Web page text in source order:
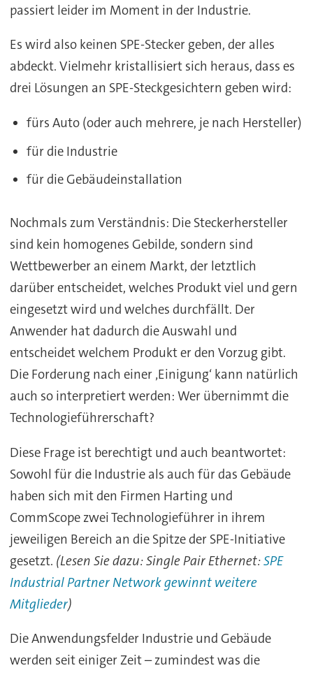
passiert leider im Moment in der Industrie.
Es wird also keinen SPE-Stecker geben, der alles
abdeckt. Vielmehr kristallisiert sich heraus, dass es
drei Lösungen an SPE-Steckgesichtern geben wird:
fürs Auto (oder auch mehrere, je nach Hersteller)
für die Industrie
für die Gebäudeinstallation
Nochmals zum Verständnis: Die Steckerhersteller
sind kein homogenes Gebilde, sondern sind
Wettbewerber an einem Markt, der letztlich
darüber entscheidet, welches Produkt viel und gern
eingesetzt wird und welches durchfällt. Der
Anwender hat dadurch die Auswahl und
entscheidet welchem Produkt er den Vorzug gibt.
Die Forderung nach einer ‚Einigung‘ kann natürlich
auch so interpretiert werden: Wer übernimmt die
Technologieführerschaft?
Diese Frage ist berechtigt und auch beantwortet:
Sowohl für die Industrie als auch für das Gebäude
haben sich mit den Firmen Harting und
CommScope zwei Technologieführer in ihrem
jeweiligen Bereich an die Spitze der SPE-Initiative
gesetzt. (Lesen Sie dazu: Single Pair Ethernet:SPE
Industrial Partner Network gewinnt weitere
Mitglieder)
Die Anwendungsfelder Industrie und Gebäude
werden seit einiger Zeit – zumindest was die